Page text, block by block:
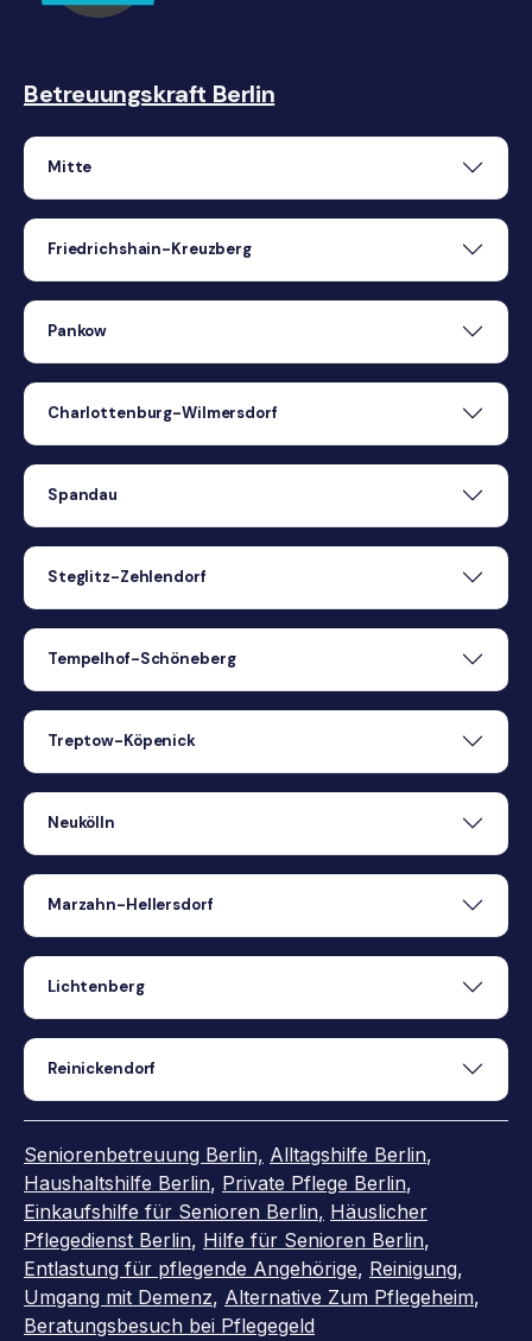
Betreuungskraft Berlin
Mitte
Friedrichshain-Kreuzberg
Pankow
Charlottenburg-Wilmersdorf
Spandau
Steglitz-Zehlendorf
Tempelhof-Schöneberg
Treptow-Köpenick
Neukölln
Marzahn-Hellersdorf
Lichtenberg
Reinickendorf
Seniorenbetreuung Berlin, Alltagshilfe Berlin,
Haushaltshilfe Berlin, Private Pflege Berlin,
Einkaufshilfe für Senioren Berlin, Häuslicher
Pflegedienst Berlin, Hilfe für Senioren Berlin,
Entlastung für pflegende Angehörige, Reinigung,
Umgang mit Demenz, Alternative Zum Pflegeheim,
Beratungsbesuch bei Pflegegeld